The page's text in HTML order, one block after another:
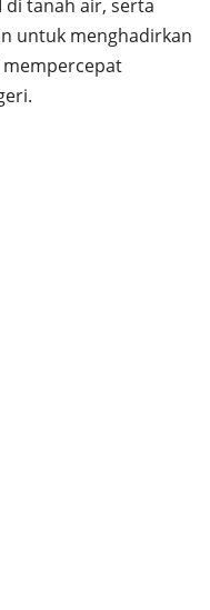
di tanah air, serta
untuk menghadirkan